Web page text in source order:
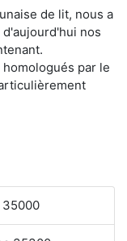
de lit, nous a
nos
par le
35000